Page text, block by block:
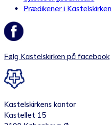
Prædikener i Kastelskirken
Følg Kastelskirken på facebook
Kastelskirkens kontor
Kastellet 15